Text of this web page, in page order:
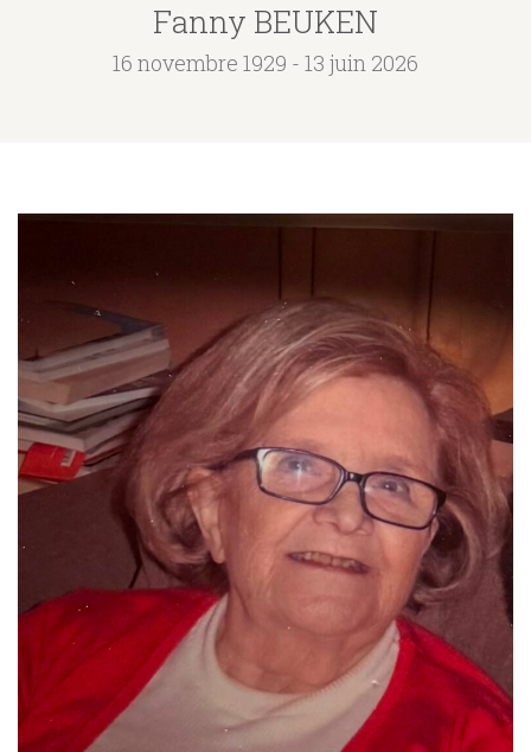
Fanny BEUKEN
16 novembre 1929 - 13 juin 2026